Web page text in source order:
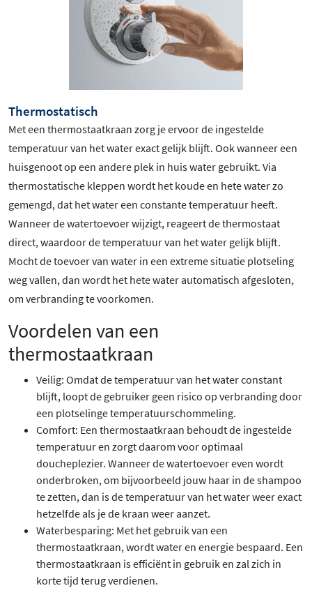
Thermostatisch
Met een thermostaatkraan zorg je ervoor de ingestelde
temperatuur van het water exact gelijk blijft. Ook wanneer een
huisgenoot op een andere plek in huis water gebruikt. Via
thermostatische kleppen wordt het koude en hete water zo
gemengd, dat het water een constante temperatuur heeft.
Wanneer de watertoevoer wijzigt, reageert de thermostaat
direct, waardoor de temperatuur van het water gelijk blijft.
Mocht de toevoer van water in een extreme situatie plotseling
weg vallen, dan wordt het hete water automatisch afgesloten,
om verbranding te voorkomen.
Voordelen van een
thermostaatkraan
Veilig: Omdat de temperatuur van het water constant
blijft, loopt de gebruiker geen risico op verbranding door
een plotselinge temperatuurschommeling.
Comfort: Een thermostaatkraan behoudt de ingestelde
temperatuur en zorgt daarom voor optimaal
doucheplezier. Wanneer de watertoevoer even wordt
onderbroken, om bijvoorbeeld jouw haar in de shampoo
te zetten, dan is de temperatuur van het water weer exact
hetzelfde als je de kraan weer aanzet.
Waterbesparing: Met het gebruik van een
thermostaatkraan, wordt water en energie bespaard. Een
thermostaatkraan is efficiënt in gebruik en zal zich in
korte tijd terug verdienen.